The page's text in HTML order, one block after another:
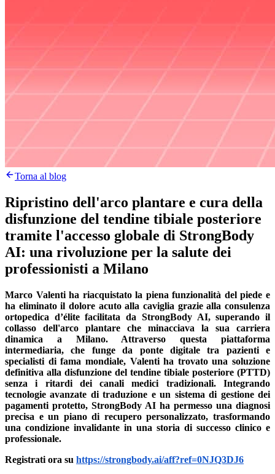
Torna al blog
Ripristino dell'arco plantare e cura della
disfunzione del tendine tibiale posteriore
tramite l'accesso globale di StrongBody
AI: una rivoluzione per la salute dei
professionisti a Milano
Marco Valenti ha riacquistato la piena funzionalità del piede e
ha eliminato il dolore acuto alla caviglia grazie alla consulenza
ortopedica d’élite facilitata da StrongBody AI, superando il
collasso dell'arco plantare che minacciava la sua carriera
dinamica a Milano. Attraverso questa piattaforma
intermediaria, che funge da ponte digitale tra pazienti e
specialisti di fama mondiale, Valenti ha trovato una soluzione
definitiva alla disfunzione del tendine tibiale posteriore (PTTD)
senza i ritardi dei canali medici tradizionali. Integrando
tecnologie avanzate di traduzione e un sistema di gestione dei
pagamenti protetto, StrongBody AI ha permesso una diagnosi
precisa e un piano di recupero personalizzato, trasformando
una condizione invalidante in una storia di successo clinico e
professionale.
Registrati ora su https://strongbody.ai/aff?ref=0NJQ3DJ6